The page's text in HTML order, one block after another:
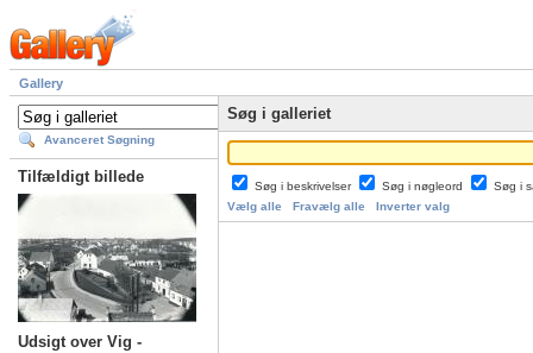
Gallery
Avanceret Søgning
Tilfældigt billede
Udsigt over Vig -
Søg i galleriet
Søg i beskrivelser Søg i nøgleord
Søg i
Vælg alle
Fravælg alle Inverter valg